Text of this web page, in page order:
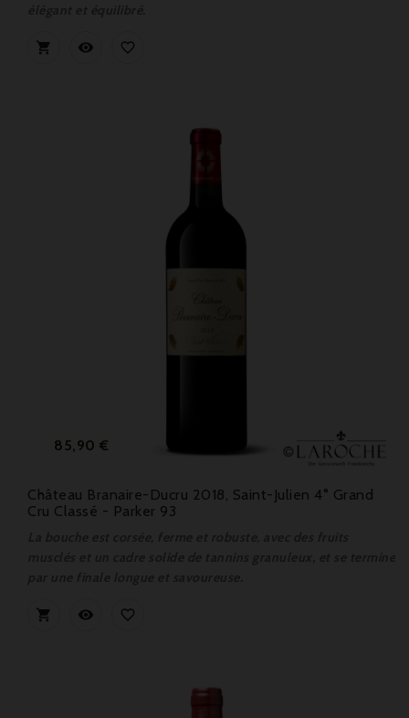
  
Prix
85,90 €
Château Branaire-Ducru 2018, Saint-Julien 4° Grand
Cru Classé - Parker 93
  